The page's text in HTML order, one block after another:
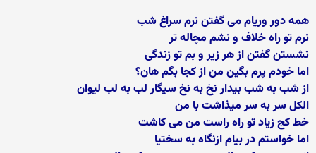
همه دور وریام می گفتن نرم سراغ شب
نرم تو راه خلاف و نشم مچاله تر
نشستن گفتن از هر زیر و بم تو زندگی
اما خودم پرم بگین من از کجا بگم هان؟
از شب به شب بیدار نخ به نخ سیگار لب به لب لیوان
الکل سر به سر میذاشت با من
خط کج زیاد تو راه راست من می کاشت
اما خواستم در بیام ازنگاه به سختیا